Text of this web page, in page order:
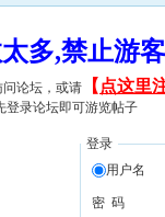
太多,禁止游
论坛，或请 【 点这里
登录论坛即可游览帖子
登录
用户名
密 码